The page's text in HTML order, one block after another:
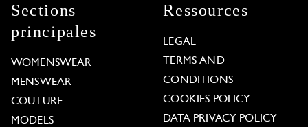
Sections
principales
WOMENSWEAR
MENSWEAR
COUTURE
MODELS
Ressources
LEGAL
TERMS AND
CONDITIONS
COOKIES POLICY
DATA PRIVACY POLICY